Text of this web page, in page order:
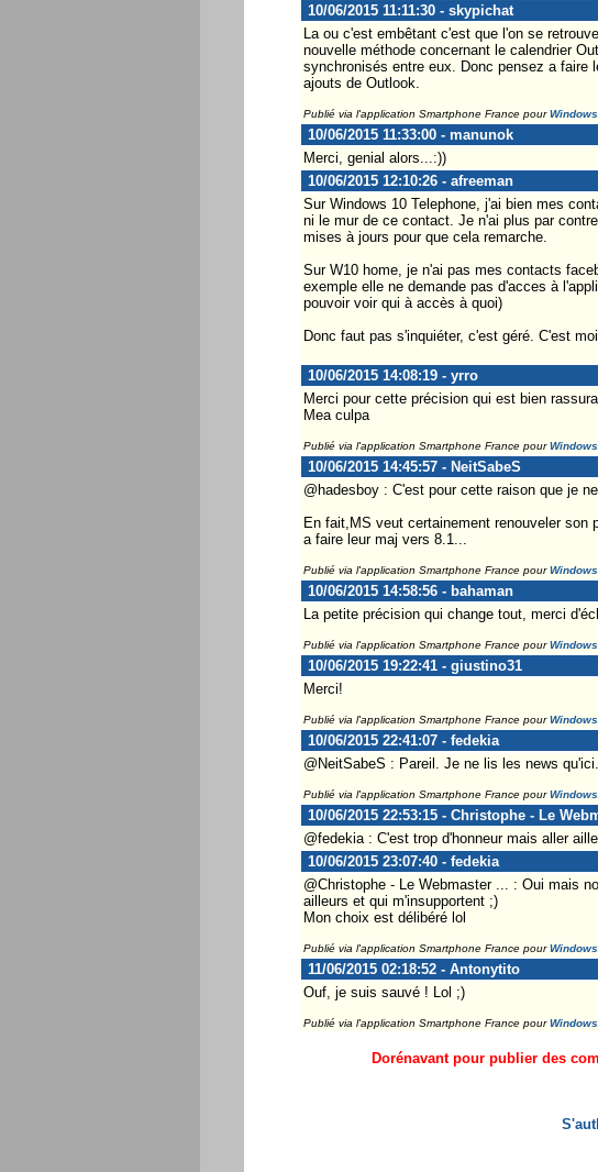
10/06/2015 11:11:30 - skypichat
La ou c'est embêtant c'est que l'on se
nouvelle méthode concernant le calendrier
synchronisés entre eux. Donc pensez a faire
ajouts de Outlook.
Publié via l'application Smartphone France pour
10/06/2015 11:33:00 - manunok
Merci, genial alors...:))
10/06/2015 12:10:26 - afreeman
Sur Windows 10 Telephone, j'ai bien mes
ni le mur de ce contact. Je n'ai plus par
mises à jours pour que cela remarche.
Sur W10 home, je n'ai pas mes contacts
exemple elle ne demande pas d'acces à
pouvoir voir qui à accès à quoi)
Donc faut pas s'inquiéter, c'est géré. C'est
10/06/2015 14:08:19 - yrro
Merci pour cette précision qui est bien
Mea culpa
Publié via l'application Smartphone France pour
10/06/2015 14:45:57 - NeitSabeS
@hadesboy : C'est pour cette raison que je
En fait,MS veut certainement renouveler
a faire leur maj vers 8.1...
Publié via l'application Smartphone France pour
10/06/2015 14:58:56 - bahaman
La petite précision qui change tout, merci
Publié via l'application Smartphone France pour
10/06/2015 19:22:41 - giustino31
Merci!
Publié via l'application Smartphone France pour
10/06/2015 22:41:07 - fedekia
@NeitSabeS : Pareil. Je ne lis les news
Publié via l'application Smartphone France pour
10/06/2015 22:53:15 - Christophe - Le
@fedekia : C'est trop d'honneur mais aller
10/06/2015 23:07:40 - fedekia
@Christophe - Le Webmaster ... : Oui mais
ailleurs et qui m'insupportent ;)
Mon choix est délibéré lol
Publié via l'application Smartphone France pour
11/06/2015 02:18:52 - Antonytito
Ouf, je suis sauvé ! Lol ;)
Publié via l'application Smartphone France pour
Dorénavant pour publier des